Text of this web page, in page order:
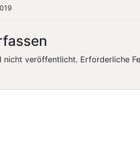
nicht veröffentlicht. Erforderliche